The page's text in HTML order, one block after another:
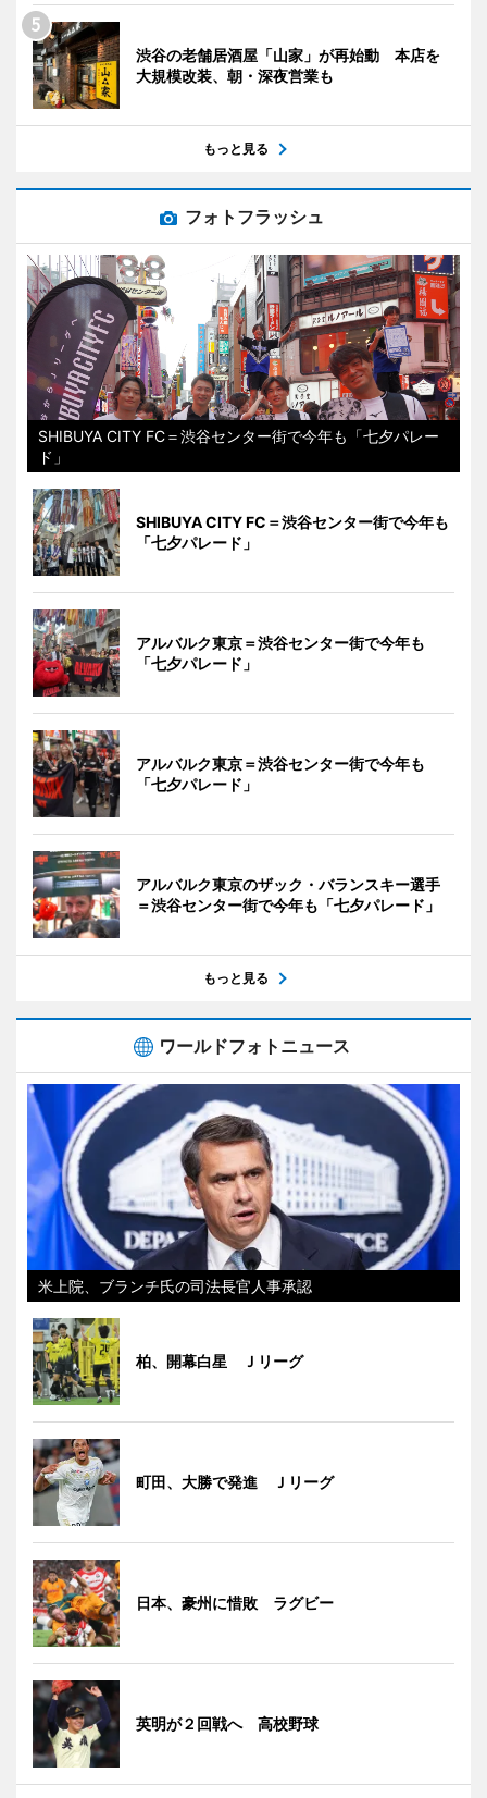
渋谷の老舗居酒屋「山家」が再始動 本店を
大規模改装、朝・深夜営業も
もっと見る
フォトフラッシュ
SHIBUYA CITY FC＝渋谷センター街で今年も「七夕パレー
ド」
SHIBUYA CITY FC＝渋谷センター街で今年も
「七夕パレード」
アルバルク東京＝渋谷センター街で今年も
「七夕パレード」
アルバルク東京＝渋谷センター街で今年も
「七夕パレード」
アルバルク東京のザック・バランスキー選手
＝渋谷センター街で今年も「七夕パレード」
もっと見る
ワールドフォトニュース
米上院、ブランチ氏の司法長官人事承認
柏、開幕白星 Ｊリーグ
町田、大勝で発進 Ｊリーグ
日本、豪州に惜敗 ラグビー
英明が２回戦へ 高校野球